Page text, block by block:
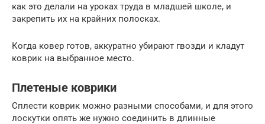
как это делали на уроках труда в младшей школе, и
закрепить их на крайних полосках.
Когда ковер готов, аккуратно убирают гвозди и кладут
коврик на выбранное место.
Плетеные коврики
Сплести коврик можно разными способами, и для этого
лоскутки опять же нужно соединить в длинные